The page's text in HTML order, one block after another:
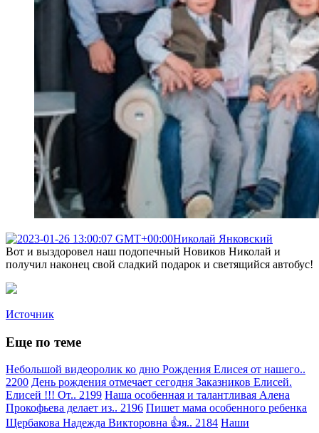
Николай Янковский
Вот и выздоровел наш подопечный Новиков Николай и
получил наконец свой сладкий подарок и светящийся автобус!
Источник
Еще по теме
Небольшой видеоролик ко дню Рождения Елисея от нашего..
2200 День рождения отмечает сегодня Заказников Елисей.
Елисей !!! От.. 2199 Наша особенная и талантливая Алена
Прокофьева делает из.. 2196 Пишет мама особенного ребенка
Щербакова Надежда Викторовна 👍я.. 2184 Наши